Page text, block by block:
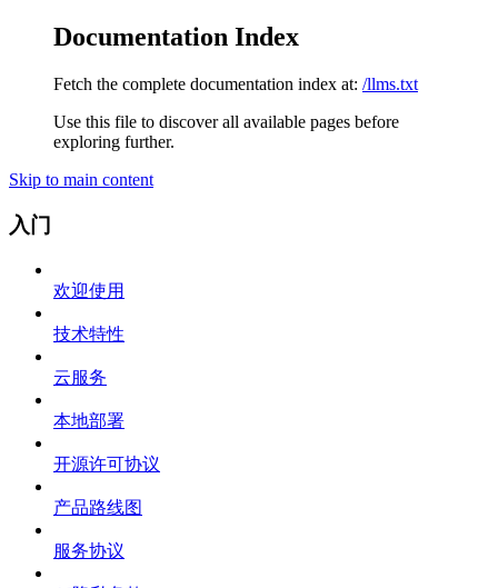
Documentation Index
Fetch the complete documentation index at: /llms.txt
Use this file to discover all available pages before
exploring further.
Skip to main content
入门
欢迎使用
技术特性
云服务
本地部署
开源许可协议
产品路线图
服务协议